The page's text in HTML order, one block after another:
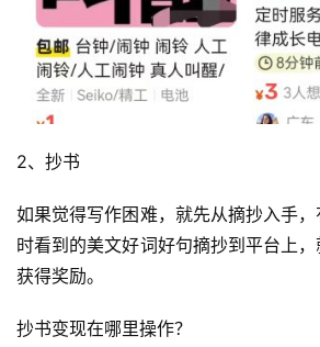
运
2、抄书
如果觉得写作困难，就先从摘抄入手
时看到的美文好词好句摘抄到平台上
获得奖励。
抄书变现在哪里操作？